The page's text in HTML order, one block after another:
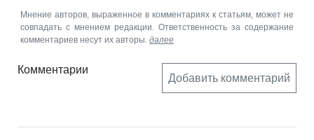
Мнение авторов, выраженное в комментариях к статьям, может не
совпадать с мнением редакции. Ответственность за содержание
комментариев несут их авторы. далее
Комментарии
Добавить комментарий